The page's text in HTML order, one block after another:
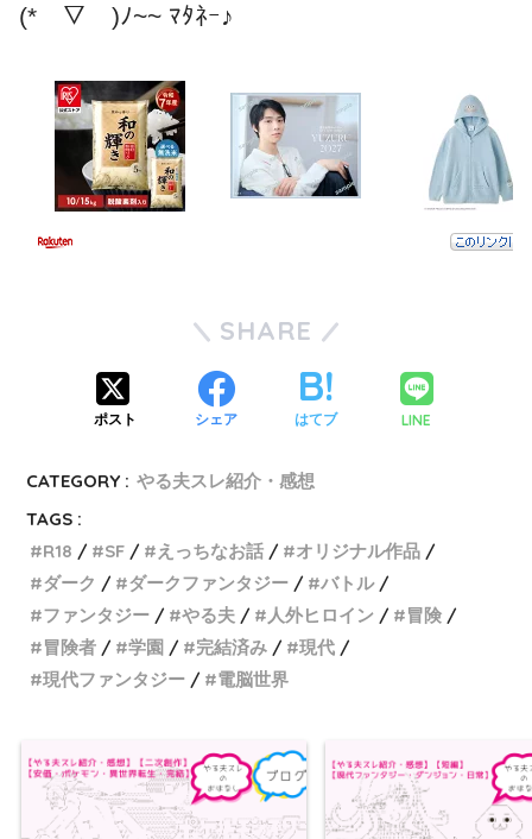
(*￣▽￣)ﾉ~~ ﾏﾀﾈｰ♪
SHARE
ポスト シェア はてブ LINE
CATEGORY : やる夫スレ紹介・感想
TAGS :
R18
SF えっちなお話
オリジナル作品
ダーク
ダークファンタジー
バトル
ファンタジー
やる夫 人外ヒロイン
冒険
冒険者
学園 完結済み
現代
現代ファンタジー
電脳世界